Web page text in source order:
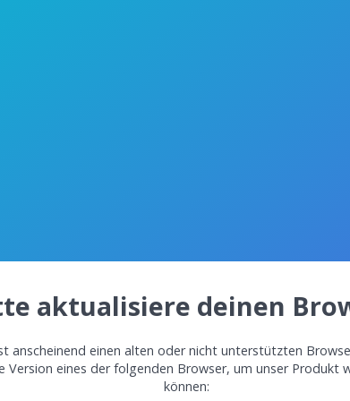
aktualisiere deinen
anscheinend einen alten oder nicht unterstützten
Version eines der folgenden Browser, um unser Produkt
können: